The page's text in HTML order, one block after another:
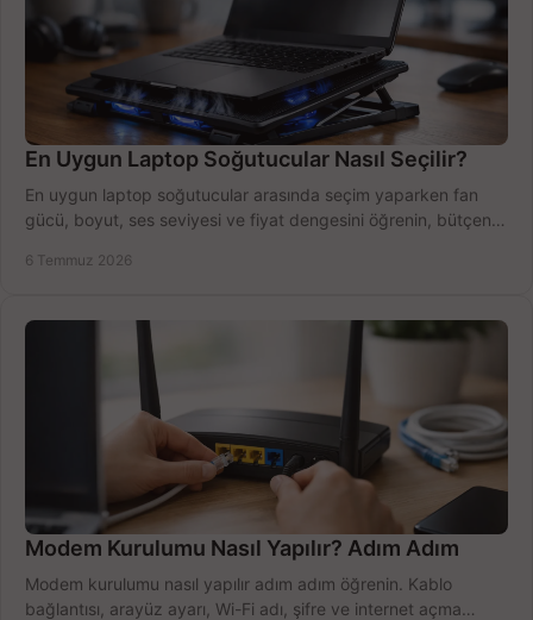
En Uygun Laptop Soğutucular Nasıl Seçilir?
En uygun laptop soğutucular arasında seçim yaparken fan
gücü, boyut, ses seviyesi ve fiyat dengesini öğrenin, bütçenizi
6 Temmuz 2026
Modem Kurulumu Nasıl Yapılır? Adım Adım
Modem kurulumu nasıl yapılır adım adım öğrenin. Kablo
bağlantısı, arayüz ayarı, Wi-Fi adı, şifre ve internet açma